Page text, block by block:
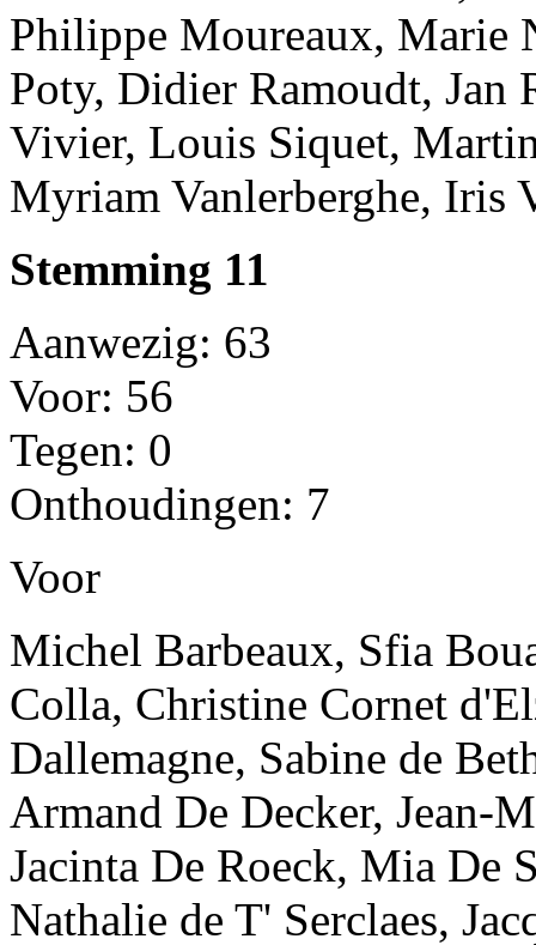
Philippe Moureaux, Marie
Poty, Didier Ramoudt, Jan
Vivier, Louis Siquet,
Myriam Vanlerberghe, Iris
Stemming 11
Aanwezig: 63
Voor: 56
Tegen: 0
Onthoudingen: 7
Voor
Michel Barbeaux, Sfia
Colla, Christine Cornet
Dallemagne, Sabine de
Armand De Decker, Jean-
Jacinta De Roeck, Mia De
Nathalie de T' Serclaes,